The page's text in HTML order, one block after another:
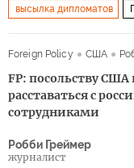
высылка дипломатов
Foreign Policy
США
FP: посольству США
расставаться с
сотрудниками
Робби Греймер
журналист